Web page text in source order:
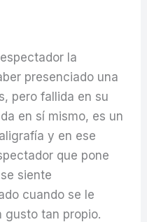
la
presenciado una
pero fallida en su
en sí mismo, es un
y en ese
que pone
siente
cuando se le
gusto tan propio.